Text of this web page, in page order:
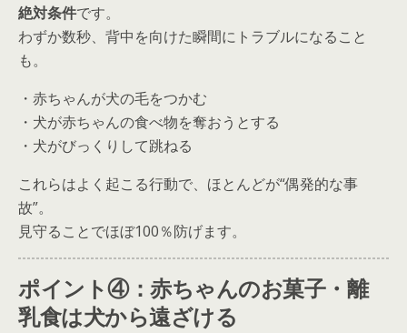
絶対条件です。
わずか数秒、背中を向けた瞬間にトラブルになること
も。
・赤ちゃんが犬の毛をつかむ
・犬が赤ちゃんの食べ物を奪おうとする
・犬がびっくりして跳ねる
これらはよく起こる行動で、ほとんどが“偶発的な事
故”。
見守ることでほぼ100％防げます。
ポイント④：赤ちゃんのお菓子・離
乳食は犬から遠ざける